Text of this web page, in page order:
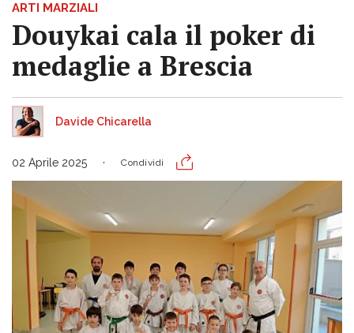
ARTI MARZIALI
Douykai cala il poker di
medaglie a Brescia
Davide Chicarella
02 Aprile 2025 Condividi